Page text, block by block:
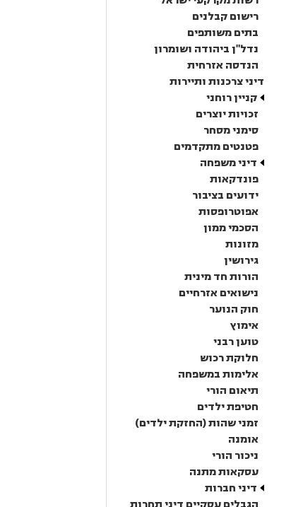
רישום קבלנים
בתים משותפים
נדל"ן ביהודה ושומרון
הנדסה אזרחית
דיני צרכנות ותיירות
קניין רוחני
זכויות יוצרים
סימני מסחר
פטנטים מתקדמים
דיני משפחה
פונדקאות
ידועים בציבור
אפוטרופסות
הסכמי ממון
מזונות
גירושין
הורות חד מינית
נישואים אזרחיים
חוק הנוער
אימוץ
טוען רבני
חלוקת רכוש
אלימות במשפחה
תיאום הורי
חטיפת ילדים
זמני שהות (החזקת ילדים)
אומנה
ניכור הורי
עסקאות מתנה
דיני חברות